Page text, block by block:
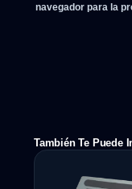
navegador para la
También Te Puede